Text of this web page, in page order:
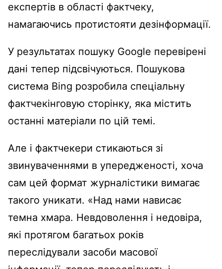
експертів в області фактчеку,
намагаючись протистояти дезінформації.
У результатах пошуку Google перевірені
дані тепер підсвічуються. Пошукова
система Bing розробила спеціальну
фактчекінговую сторінку, яка містить
останні матеріали по цій темі.
Але і фактчекери стикаються зі
звинуваченнями в упередженості, хоча
сам цей формат журналістики вимагає
такого уникати. «Над нами нависає
темна хмара. Невдоволення і недовіра,
які протягом багатьох років
переслідували засоби масової